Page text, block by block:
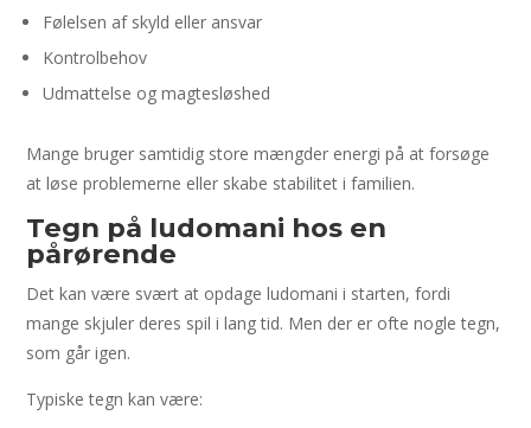
Følelsen af skyld eller ansvar
Kontrolbehov
Udmattelse og magtesløshed
Mange bruger samtidig store mængder energi på at forsøge
at løse problemerne eller skabe stabilitet i familien.
Tegn på ludomani hos en
pårørende
Det kan være svært at opdage ludomani i starten, fordi
mange skjuler deres spil i lang tid. Men der er ofte nogle tegn,
som går igen.
Typiske tegn kan være: